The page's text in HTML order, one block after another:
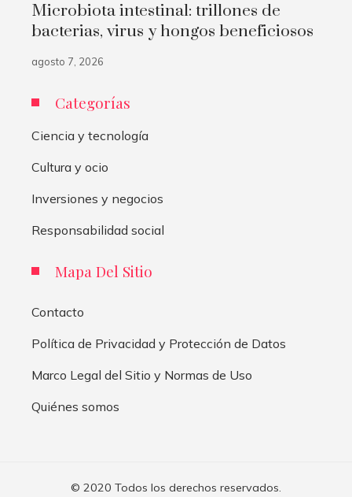
Microbiota intestinal: trillones de
bacterias, virus y hongos beneficiosos
agosto 7, 2026
Categorías
Ciencia y tecnología
Cultura y ocio
Inversiones y negocios
Responsabilidad social
Mapa Del Sitio
Contacto
Política de Privacidad y Protección de Datos
Marco Legal del Sitio y Normas de Uso
Quiénes somos
© 2020 Todos los derechos reservados.